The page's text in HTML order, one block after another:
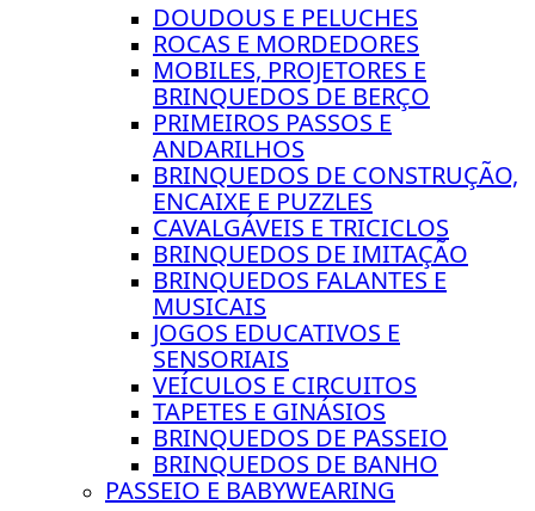
DOUDOUS E PELUCHES
ROCAS E MORDEDORES
MOBILES, PROJETORES E
BRINQUEDOS DE BERÇO
PRIMEIROS PASSOS E
ANDARILHOS
BRINQUEDOS DE CONSTRUÇÃO,
ENCAIXE E PUZZLES
CAVALGÁVEIS E TRICICLOS
BRINQUEDOS DE IMITAÇÃO
BRINQUEDOS FALANTES E
MUSICAIS
JOGOS EDUCATIVOS E
SENSORIAIS
VEÍCULOS E CIRCUITOS
TAPETES E GINÁSIOS
BRINQUEDOS DE PASSEIO
BRINQUEDOS DE BANHO
PASSEIO E BABYWEARING